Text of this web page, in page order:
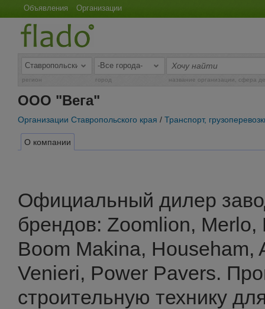
Объявления Организации
регион город название организации, сфера
ООО "Вега"
Организации Ставропольского края / Транспорт,
О компании
Официальный дилер
брендов: Zoomlion,
Boom Makina, Househam,
Venieri, Power Pavers.
строительную технику